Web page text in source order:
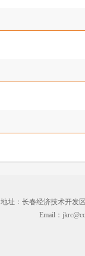
地址：长春经济技术开发
Email：